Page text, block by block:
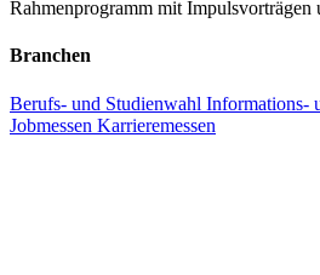
Rahmenprogramm mit Impulsvorträgen
Branchen
Berufs- und Studienwahl Informations-
Jobmessen Karrieremessen